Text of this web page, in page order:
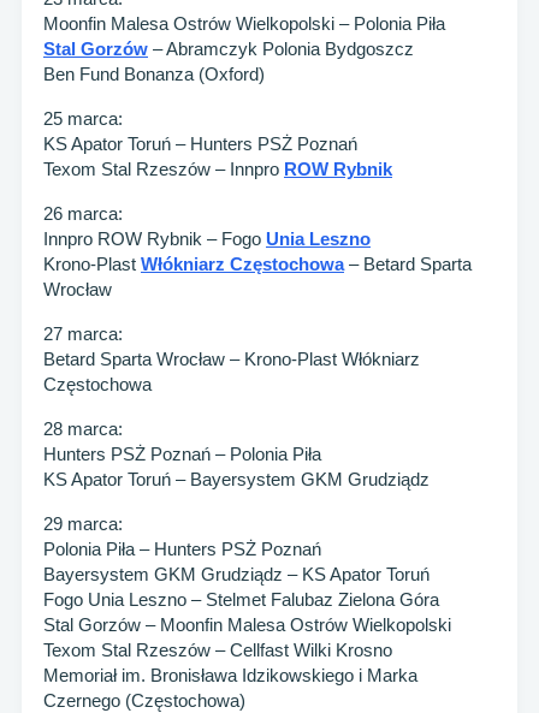
Moonfin Malesa Ostrów Wielkopolski – Polonia Piła
Stal Gorzów – Abramczyk Polonia Bydgoszcz
Ben Fund Bonanza (Oxford)
25 marca:
KS Apator Toruń – Hunters PSŻ Poznań
Texom Stal Rzeszów – Innpro ROW Rybnik
26 marca:
Innpro ROW Rybnik – Fogo Unia Leszno
Krono-Plast Włókniarz Częstochowa– Betard Sparta
Wrocław
27 marca:
Betard Sparta Wrocław – Krono-Plast Włókniarz
Częstochowa
28 marca:
Hunters PSŻ Poznań – Polonia Piła
KS Apator Toruń – Bayersystem GKM Grudziądz
29 marca:
Polonia Piła – Hunters PSŻ Poznań
Bayersystem GKM Grudziądz – KS Apator Toruń
Fogo Unia Leszno – Stelmet Falubaz Zielona Góra
Stal Gorzów – Moonfin Malesa Ostrów Wielkopolski
Texom Stal Rzeszów – Cellfast Wilki Krosno
Memoriał im. Bronisława Idzikowskiego i Marka
Czernego (Częstochowa)